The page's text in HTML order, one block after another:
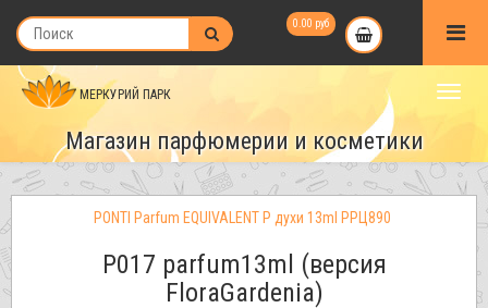
0.00 руб
МЕРКУРИЙ ПАРК
Магазин парфюмерии и косметики
PONTI Parfum EQUIVALENT P духи 13ml РРЦ890
P017 parfum13ml (версия
FloraGardenia)